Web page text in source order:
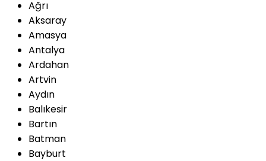
Ağrı
Aksaray
Amasya
Antalya
Ardahan
Artvin
Aydın
Balıkesir
Bartın
Batman
Bayburt